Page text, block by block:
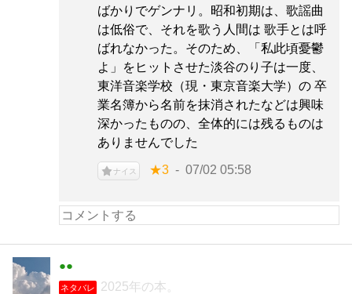
ばかりでゲンナリ。昭和初期は、歌謡曲
は低俗で、それを歌う人間は 歌手とは呼
ばれなかった。そのため、「私此頃憂鬱
よ」をヒットさせた淡谷のり子は一度、
東洋音楽学校（現・東京音楽大学）の 卒
業名簿から名前を抹消されたなどは興味
深かったものの、全体的には残るものは
ありませんでした
ナイス ★3 07/02 05:58
●●
ネタバレ 2025年の本。